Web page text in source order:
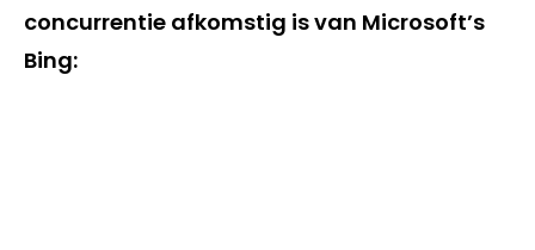
concurrentie afkomstig is van Microsoft’s
Bing: